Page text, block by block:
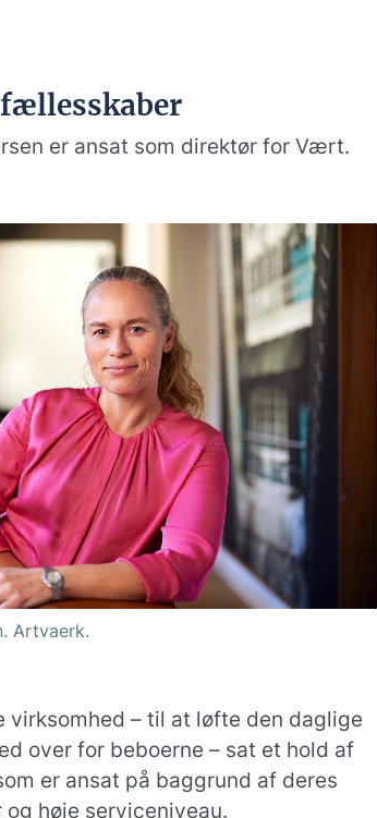
er ansat som direktør for Vært.
Artvaerk.
virksomhed – til at løfte den daglige
over for beboerne – sat et hold af
er ansat på baggrund af deres
høje serviceniveau.